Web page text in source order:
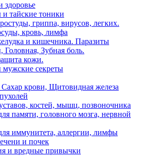
здоровье
тайские тоники
гриппа, вирусов, легких.
кровь, лимфа
и кишечника. Паразиты
Головная, Зубная боль.
кожи.
секреты
крови, Щитовидная железа
костей, мышц, позвоночника
памяти, головного мозга, нервной
иммунитета, аллергии, лимфы
и почек
и вредные привычки